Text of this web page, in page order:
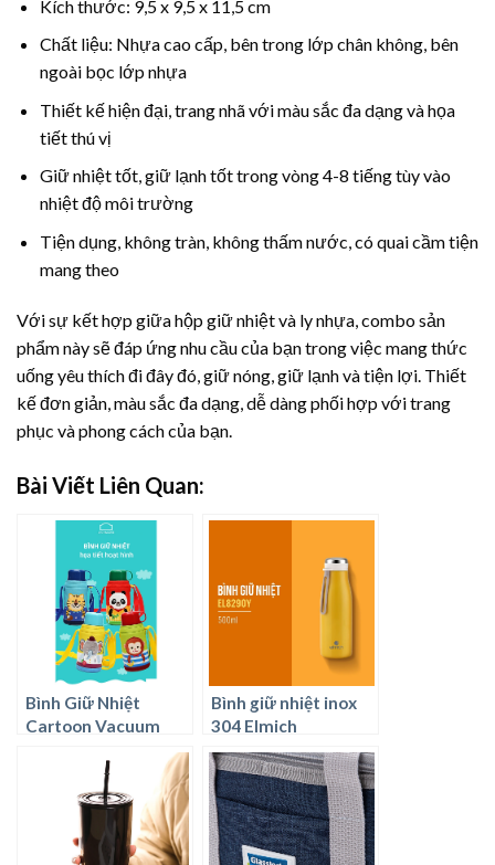
Kích thước: 9,5 x 9,5 x 11,5 cm
Chất liệu: Nhựa cao cấp, bên trong lớp chân không, bên
ngoài bọc lớp nhựa
Thiết kế hiện đại, trang nhã với màu sắc đa dạng và họa
tiết thú vị
Giữ nhiệt tốt, giữ lạnh tốt trong vòng 4-8 tiếng tùy vào
nhiệt độ môi trường
Tiện dụng, không tràn, không thấm nước, có quai cầm tiện
mang theo
Với sự kết hợp giữa hộp giữ nhiệt và ly nhựa, combo sản
phẩm này sẽ đáp ứng nhu cầu của bạn trong việc mang thức
uống yêu thích đi đây đó, giữ nóng, giữ lạnh và tiện lợi. Thiết
kế đơn giản, màu sắc đa dạng, dễ dàng phối hợp với trang
phục và phong cách của bạn.
Bài Viết Liên Quan:
Bình Giữ Nhiệt
Cartoon Vacuum
LHC1435 (550ml)
Bình giữ nhiệt inox
304 Elmich